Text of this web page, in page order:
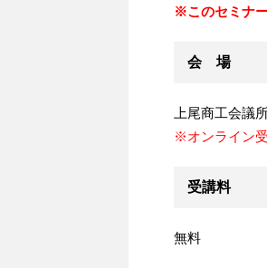
※このセミナ
会 場
上尾商工会議
※オンライン
受講料
無料